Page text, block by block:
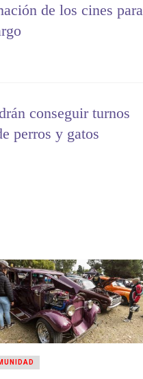
de los cines para
conseguir turnos
perros y gatos